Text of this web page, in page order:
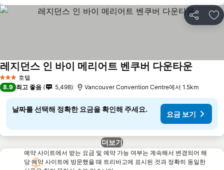
공유 즐
3 성급 호텔
레지던스 인 바이 메리어트 벤쿠버 다운타운
8.9 최고 좋음 5,498 Vancouver Convention Centre에서 1.5km
날짜를 선택해 정확한 요금을 확인해 주세요.
요금 보기
더보기
예약 사이트에서 받는 요금 및 예약 가능 여부는 계속해서 변경되어 해
당 예약 사이트에 방문했을 때 트리바고에 표시된 것과 정확히 동일한